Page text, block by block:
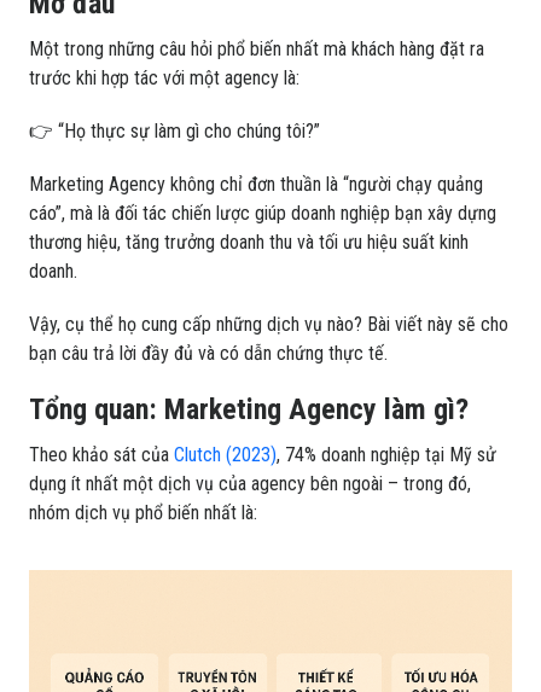
Một trong những câu hỏi phổ biến nhất mà khách hàng đặt ra
trước khi hợp tác với một agency là:
👉 “Họ thực sự làm gì cho chúng tôi?”
Marketing Agency không chỉ đơn thuần là “người chạy quảng
cáo”, mà là đối tác chiến lược giúp doanh nghiệp bạn xây dựng
thương hiệu, tăng trưởng doanh thu và tối ưu hiệu suất kinh
doanh.
Vậy, cụ thể họ cung cấp những dịch vụ nào? Bài viết này sẽ cho
bạn câu trả lời đầy đủ và có dẫn chứng thực tế.
Tổng quan: Marketing Agency làm gì?
Theo khảo sát của Clutch (2023), 74% doanh nghiệp tại Mỹ sử
dụng ít nhất một dịch vụ của agency bên ngoài – trong đó,
nhóm dịch vụ phổ biến nhất là: